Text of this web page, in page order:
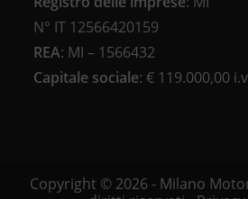
N° IT 12566420159
REA: MI – 1566432
Capitale sociale: € 119.000,00
Copyright © 2026 - Milano